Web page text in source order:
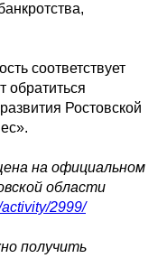
соответствует
обратиться
Ростовской
на официальном
области
2999/
получить